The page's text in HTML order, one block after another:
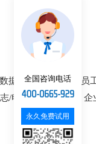
据分析系统包含了
/电话记录分析等，
全国咨询电话
永久免费试用